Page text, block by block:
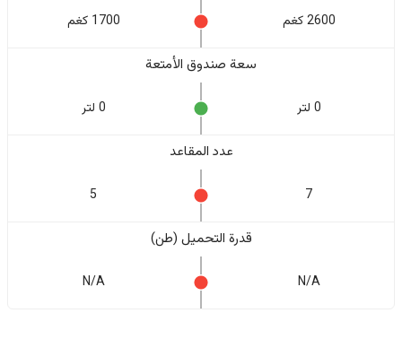
2600 كغم 1700 كغم
سعة صندوق الأمتعة
0 لتر 0 لتر
عدد المقاعد
7
5
قدرة التحميل (طن)
N/A
N/A